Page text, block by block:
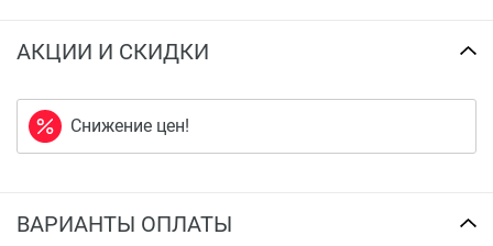
АКЦИИ И СКИДКИ
Снижение цен!
ВАРИАНТЫ ОПЛАТЫ